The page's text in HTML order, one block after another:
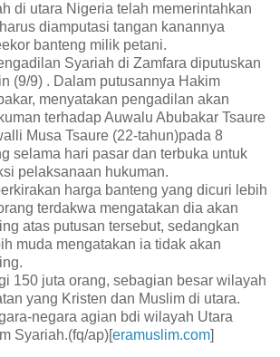
di utara Nigeria telah memerintahkan
diamputasi tangan kanannya
banteng milik petani.
Syariah di Zamfara diputuskan
(9/9) . Dalam putusannya Hakim
menyatakan pengadilan akan
terhadap Auwalu Abubakar Tsaure
Musa Tsaure (22-tahun)pada 8
selama hari pasar dan terbuka untuk
pelaksanaan hukuman.
harga banteng yang dicuri lebih
terdakwa mengatakan dia akan
atas putusan tersebut, sedangkan
muda mengatakan ia tidak akan
150 juta orang, sebagian besar wilayah
yang Kristen dan Muslim di utara.
negara agian bdi wilayah Utara
Syariah.(fq/ap)[eramuslim.com]